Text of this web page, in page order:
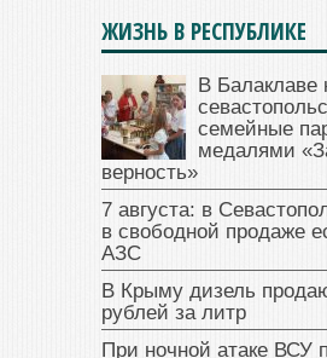
ЖИЗНЬ В РЕСПУБЛИКЕ
В Балаклаве
семейные
медалями
верность»
7 августа: в
в свободной продаже
АЗС
В Крыму дизель
рублей за литр
При ночной атаке ВСУ